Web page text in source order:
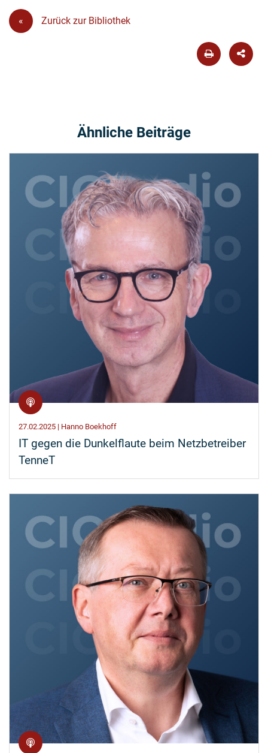
« Zurück zur Bibliothek
Ähnliche Beiträge
27.02.2025 | Hanno Boekhoff
IT gegen die Dunkelflaute beim Netzbetreiber
TenneT